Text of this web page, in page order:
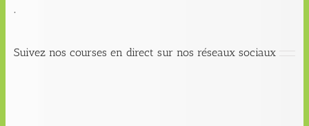
.
Suivez nos courses en direct sur nos réseaux sociaux